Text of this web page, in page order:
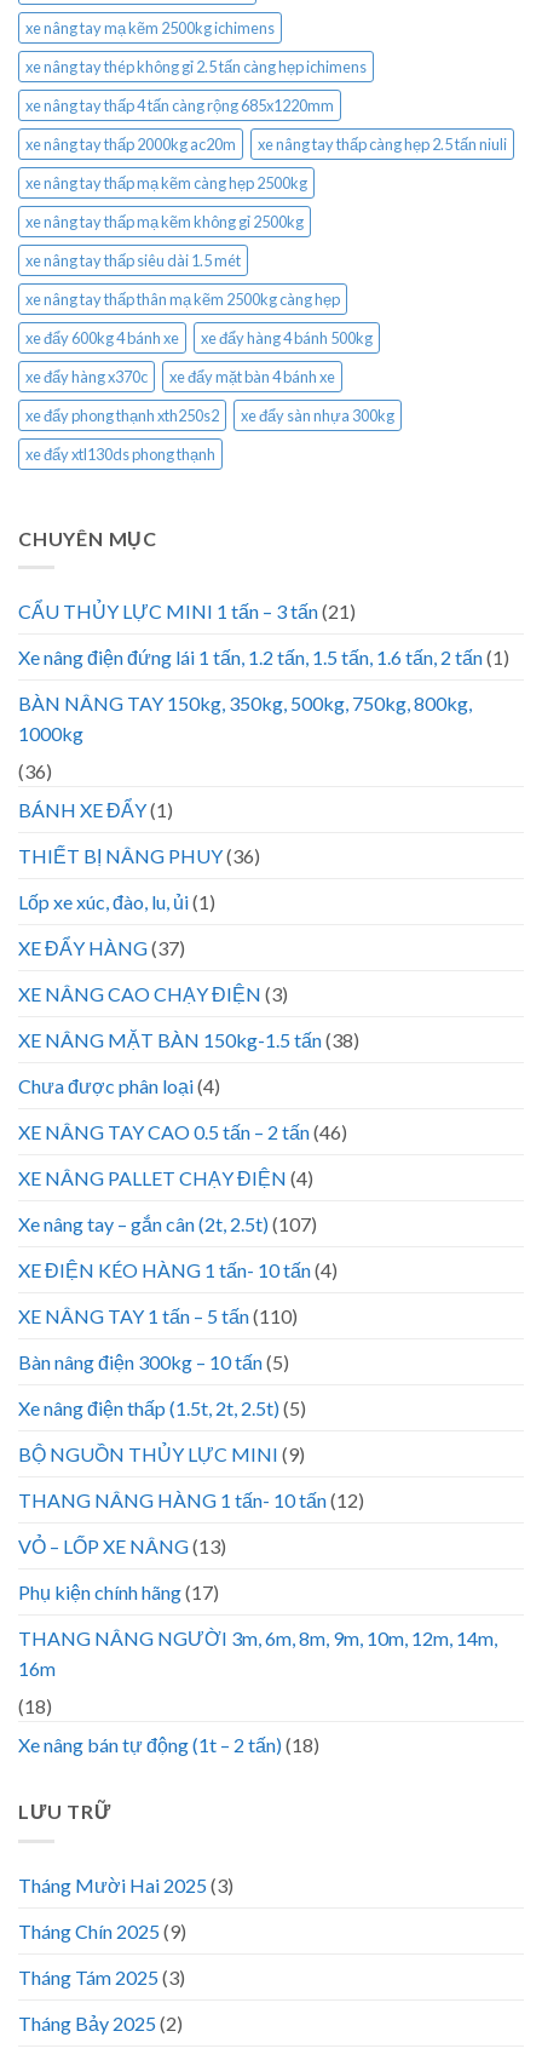
xe nâng tay mạ kẽm 2500kg ichimens
xe nâng tay thép không gỉ 2.5 tấn càng hẹp ichimens
xe nâng tay thấp 4 tấn càng rộng 685x1220mm
xe nâng tay thấp 2000kg ac20m
xe nâng tay thấp càng hẹp 2.5 tấn niuli
xe nâng tay thấp mạ kẽm càng hẹp 2500kg
xe nâng tay thấp mạ kẽm không gỉ 2500kg
xe nâng tay thấp siêu dài 1.5 mét
xe nâng tay thấp thân mạ kẽm 2500kg càng hẹp
xe đẩy 600kg 4 bánh xe
xe đẩy hàng 4 bánh 500kg
xe đẩy hàng x370c
xe đẩy mặt bàn 4 bánh xe
xe đẩy phong thạnh xth250s2
xe đẩy sàn nhựa 300kg
xe đẩy xtl130ds phong thạnh
CHUYÊN MỤC
CẨU THỦY LỰC MINI 1 tấn – 3 tấn(21)
Xe nâng điện đứng lái 1 tấn, 1.2 tấn, 1.5 tấn, 1.6 tấn, 2 tấn(1)
BÀN NÂNG TAY 150kg, 350kg, 500kg, 750kg, 800kg,
1000kg
(36)
BÁNH XE ĐẨY(1)
THIẾT BỊ NÂNG PHUY(36)
Lốp xe xúc, đào, lu, ủi(1)
XE ĐẨY HÀNG(37)
XE NÂNG CAO CHẠY ĐIỆN (3)
XE NÂNG MẶT BÀN 150kg-1.5 tấn(38)
Chưa được phân loại(4)
XE NÂNG TAY CAO 0.5 tấn – 2 tấn(46)
XE NÂNG PALLET CHẠY ĐIỆN (4)
Xe nâng tay – gắn cân (2t, 2.5t)(107)
XE ĐIỆN KÉO HÀNG 1 tấn- 10 tấn(4)
XE NÂNG TAY 1 tấn – 5 tấn(110)
Bàn nâng điện 300kg – 10 tấn(5)
Xe nâng điện thấp (1.5t, 2t, 2.5t)(5)
BỘ NGUỒN THỦY LỰC MINI (9)
THANG NÂNG HÀNG 1 tấn- 10 tấn(12)
VỎ – LỐP XE NÂNG(13)
Phụ kiện chính hãng(17)
THANG NÂNG NGƯỜI 3m, 6m, 8m, 9m, 10m, 12m, 14m,
16m
(18)
Xe nâng bán tự động (1t – 2 tấn)(18)
LƯU TRỮ
Tháng Mười Hai 2025(3)
Tháng Chín 2025(9)
Tháng Tám 2025(3)
Tháng Bảy 2025(2)